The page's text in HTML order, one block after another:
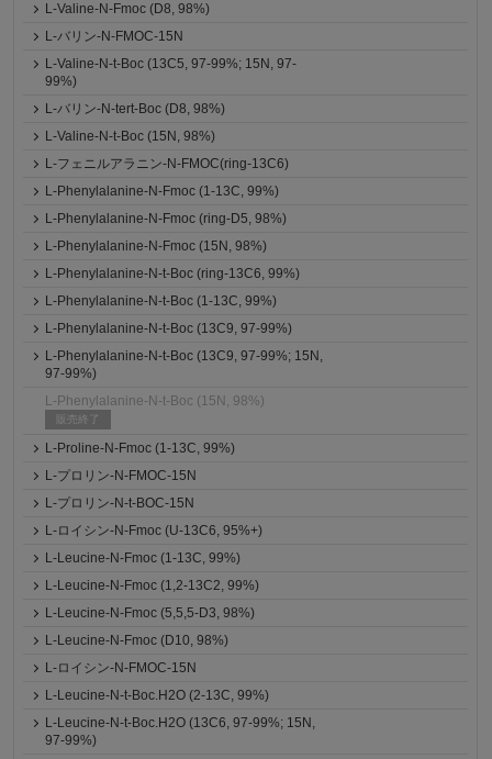
L-Valine-N-Fmoc (D8, 98%)
L-バリン-N-FMOC-15N
L-Valine-N-t-Boc (13C5, 97-99%; 15N, 97-
99%)
L-バリン-N-tert-Boc (D8, 98%)
L-Valine-N-t-Boc (15N, 98%)
L-フェニルアラニン-N-FMOC(ring-13C6)
L-Phenylalanine-N-Fmoc (1-13C, 99%)
L-Phenylalanine-N-Fmoc (ring-D5, 98%)
L-Phenylalanine-N-Fmoc (15N, 98%)
L-Phenylalanine-N-t-Boc (ring-13C6, 99%)
L-Phenylalanine-N-t-Boc (1-13C, 99%)
L-Phenylalanine-N-t-Boc (13C9, 97-99%)
L-Phenylalanine-N-t-Boc (13C9, 97-99%; 15N,
97-99%)
L-Phenylalanine-N-t-Boc (15N, 98%)
販売終了
L-Proline-N-Fmoc (1-13C, 99%)
L-プロリン-N-FMOC-15N
L-プロリン-N-t-BOC-15N
L-ロイシン-N-Fmoc (U-13C6, 95%+)
L-Leucine-N-Fmoc (1-13C, 99%)
L-Leucine-N-Fmoc (1,2-13C2, 99%)
L-Leucine-N-Fmoc (5,5,5-D3, 98%)
L-Leucine-N-Fmoc (D10, 98%)
L-ロイシン-N-FMOC-15N
L-Leucine-N-t-Boc.H2O (2-13C, 99%)
L-Leucine-N-t-Boc.H2O (13C6, 97-99%; 15N,
97-99%)